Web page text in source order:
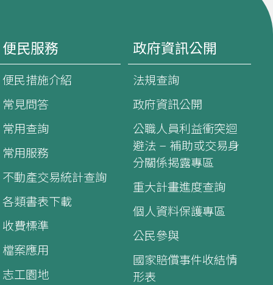
便民服務
便民措施介紹
常見問答
常用查詢
常用服務
不動產交易統計查詢
各類書表下載
收費標準
檔案應用
志工園地
政府資訊公開
法規查詢
政府資訊公開
公職人員利益衝突迴
避法 – 補助或交易身
分關係揭露專區
重大計畫進度查詢
個人資料保護專區
公民參與
國家賠償事件收結情
形表